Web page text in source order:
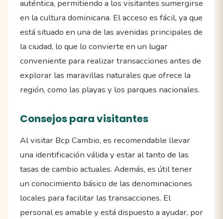
auténtica, permitiendo a los visitantes sumergirse
en la cultura dominicana. El acceso es fácil, ya que
está situado en una de las avenidas principales de
la ciudad, lo que lo convierte en un lugar
conveniente para realizar transacciones antes de
explorar las maravillas naturales que ofrece la
región, como las playas y los parques nacionales.
Consejos para visitantes
Al visitar Bcp Cambio, es recomendable llevar
una identificación válida y estar al tanto de las
tasas de cambio actuales. Además, es útil tener
un conocimiento básico de las denominaciones
locales para facilitar las transacciones. El
personal es amable y está dispuesto a ayudar, por